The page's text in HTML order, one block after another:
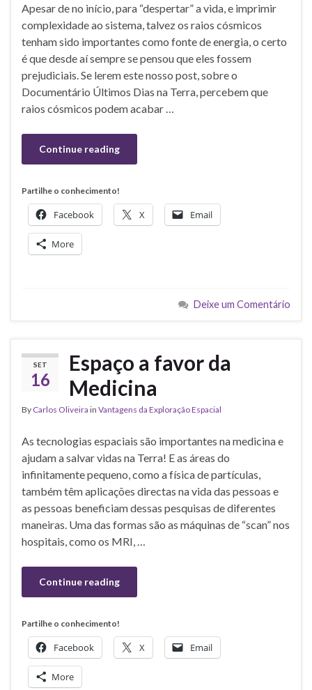
Apesar de no início, para “despertar” a vida, e imprimir
complexidade ao sistema, talvez os raios cósmicos
tenham sido importantes como fonte de energia, o certo
é que desde aí sempre se pensou que eles fossem
prejudiciais. Se lerem este nosso post, sobre o
Documentário Últimos Dias na Terra, percebem que
raios cósmicos podem acabar …
Continue reading
Partilhe o conhecimento!
Facebook X Email
More
Deixe um Comentário
SET
16
Espaço a favor da
Medicina
By Carlos Oliveira in Vantagens da Exploração Espacial
As tecnologias espaciais são importantes na medicina e
ajudam a salvar vidas na Terra! E as áreas do
infinitamente pequeno, como a física de partículas,
também têm aplicações directas na vida das pessoas e
as pessoas beneficiam dessas pesquisas de diferentes
maneiras. Uma das formas são as máquinas de “scan” nos
hospitais, como os MRI, …
Continue reading
Partilhe o conhecimento!
Facebook X Email
More